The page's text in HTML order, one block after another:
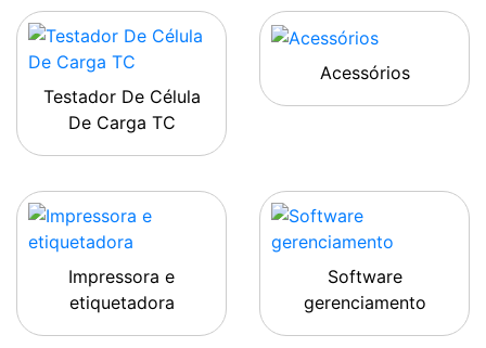
Testador De Célula
De Carga TC
Acessórios
Impressora e
etiquetadora
Software
gerenciamento